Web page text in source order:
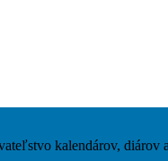
kalendárov, diárov